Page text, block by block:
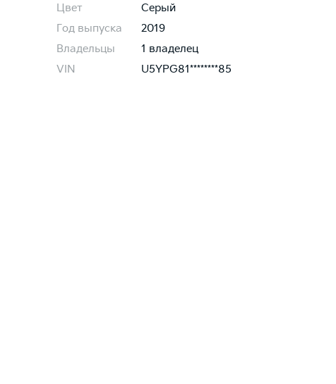
Цвет
Серый
Год выпуска
2019
Владельцы
1 владелец
VIN
U5YPG81********85